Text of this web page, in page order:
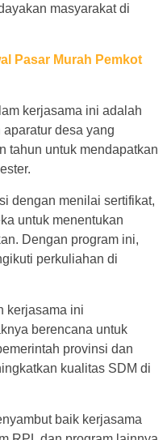
masyarakat di
Pasar Murah Pemkot
kerjasama ini adalah
desa yang
tahun untuk mendapatkan
dengan menilai sertifikat,
untuk menentukan
Dengan program ini,
perkuliahan di
kerjasama ini
berencana untuk
provinsi dan
kualitas SDM di
baik kerjasama